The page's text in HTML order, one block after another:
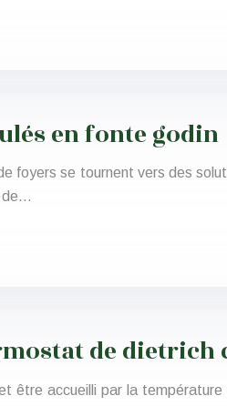
en fonte godin
foyers se tournent vers des
de…
de dietrich
être accueilli par la